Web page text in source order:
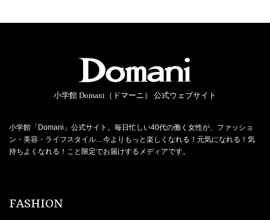
小学館 Domani（ドマーニ） 公式ウェブサイト
小学館「Domani」公式サイト。毎日忙しい40代の働く女性が、ファッショ
ン・美容・ライフスタイル…今よりもっと楽しくなれる！元気になれる！気
持ちよくなれる！こと限定でお届けするメディアです。
FASHION